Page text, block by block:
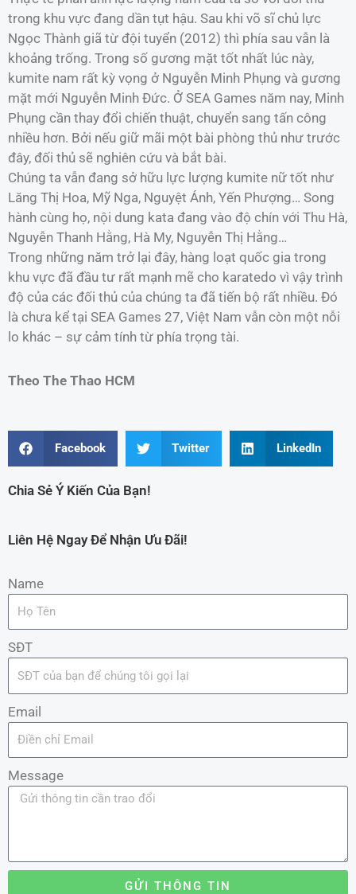
trong khu vực đang dần tụt hậu. Sau khi võ sĩ chủ lực
Ngọc Thành giã từ đội tuyển (2012) thì phía sau vẫn là
khoảng trống. Trong số gương mặt tốt nhất lúc này,
kumite nam rất kỳ vọng ở Nguyễn Minh Phụng và gương
mặt mới Nguyễn Minh Đức. Ở SEA Games năm nay, Minh
Phụng cần thay đổi chiến thuật, chuyển sang tấn công
nhiều hơn. Bởi nếu giữ mãi một bài phòng thủ như trước
đây, đối thủ sẽ nghiên cứu và bắt bài.
Chúng ta vẫn đang sở hữu lực lượng kumite nữ tốt như
Lăng Thị Hoa, Mỹ Nga, Nguyệt Ánh, Yến Phượng… Song
hành cùng họ, nội dung kata đang vào độ chín với Thu Hà,
Nguyễn Thanh Hằng, Hà My, Nguyễn Thị Hằng…
Trong những năm trở lại đây, hàng loạt quốc gia trong
khu vực đã đầu tư rất mạnh mẽ cho karatedo vì vậy trình
độ của các đối thủ của chúng ta đã tiến bộ rất nhiều. Đó
là chưa kể tại SEA Games 27, Việt Nam vẫn còn một nỗi
lo khác – sự cảm tính từ phía trọng tài.
Theo The Thao HCM
Facebook Twitter LinkedIn
Chia Sẻ Ý Kiến Của Bạn!
Liên Hệ Ngay Để Nhận Ưu Đãi!
Name
SĐT
Email
Message
GỬI THÔNG TIN